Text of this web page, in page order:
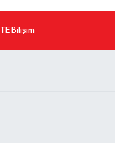
TE Bilişim